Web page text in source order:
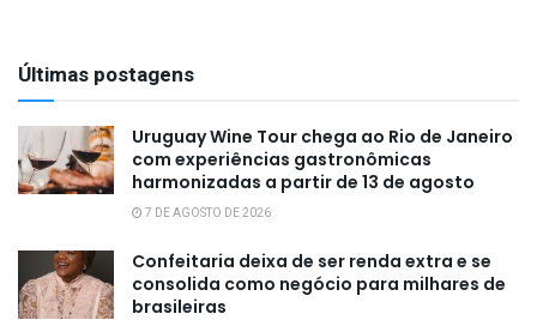
Últimas postagens
Uruguay Wine Tour chega ao Rio de Janeiro
com experiências gastronômicas
harmonizadas a partir de 13 de agosto
7 DE AGOSTO DE 2026
Confeitaria deixa de ser renda extra e se
consolida como negócio para milhares de
brasileiras